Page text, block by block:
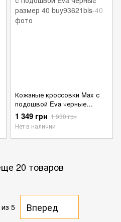
Кожаные кроссовки Max с
подошвой Eva черные
размер 40
1 349 грн 1 930 грн
Нет в наличии
20 товаров
из 5 Вперед